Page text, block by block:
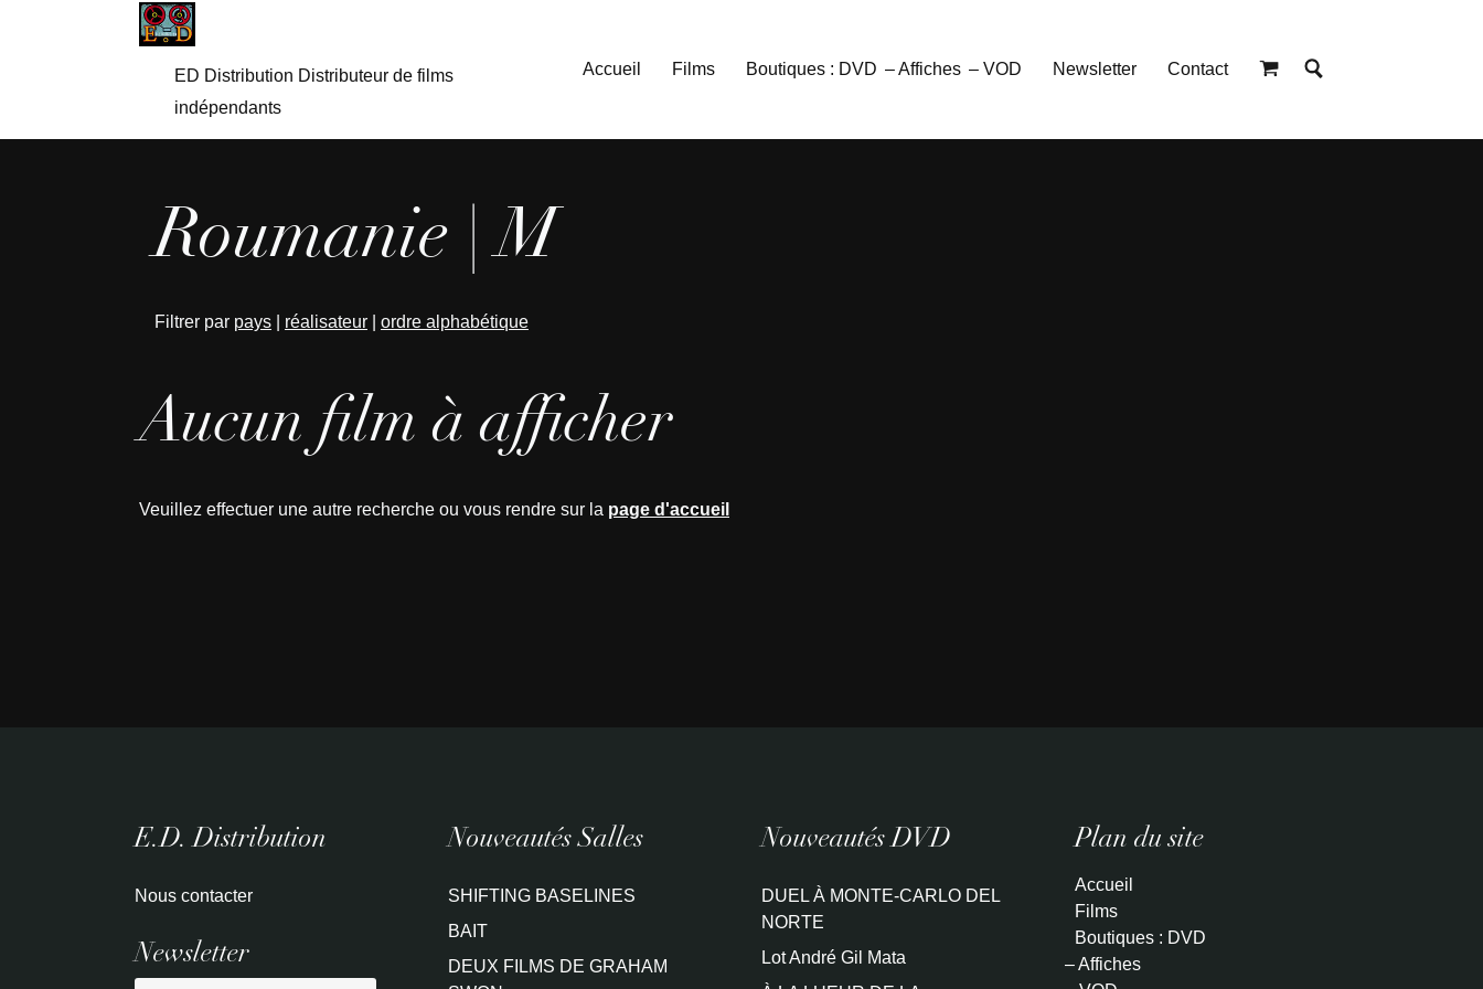
ED Distribution Distributeur de films
indépendants
Accueil Films Boutiques : DVD – Affiches – VOD Newsletter Contact
Roumanie | M
Filtrer par pays réalisateur ordre alphabétique
Aucun film à afficher
Veuillez effectuer une autre recherche ou vous rendre sur la page d'accueil
E.D. Distribution
Nous contacter
Newsletter
Nouveautés Salles
SHIFTING BASELINES
BAIT
DEUX FILMS DE GRAHAM
Nouveautés DVD
DUEL À MONTE-CARLO DEL
NORTE
Lot André Gil Mata
Plan du site
Accueil
Films
Boutiques : DVD
– Affiches